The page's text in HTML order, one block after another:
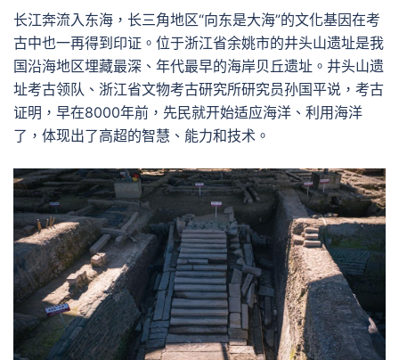
长江奔流入东海，长三角地区“向东是大海”的文化基因在考
古中也一再得到印证。位于浙江省余姚市的井头山遗址是我
国沿海地区埋藏最深、年代最早的海岸贝丘遗址。井头山遗
址考古领队、浙江省文物考古研究所研究员孙国平说，考古
证明，早在8000年前，先民就开始适应海洋、利用海洋
了，体现出了高超的智慧、能力和技术。